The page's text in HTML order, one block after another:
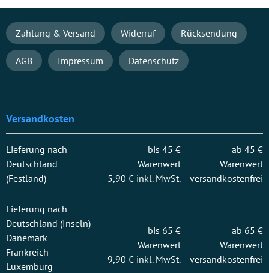
Navigation
überspringen
Zahlung & Versand Widerruf Rücksendung
AGB Impressum Datenschutz
Versandkosten
Lieferung nach
Deutschland
(Festland)
bis 45 €
Warenwert
5,90 € inkl. MwSt.
ab 45 €
Warenwert
versandkostenfrei
Lieferung nach
Deutschland (Inseln)
Dänemark
Frankreich
Luxemburg
bis 65 €
Warenwert
9,90 € inkl. MwSt.
ab 65 €
Warenwert
versandkostenfrei